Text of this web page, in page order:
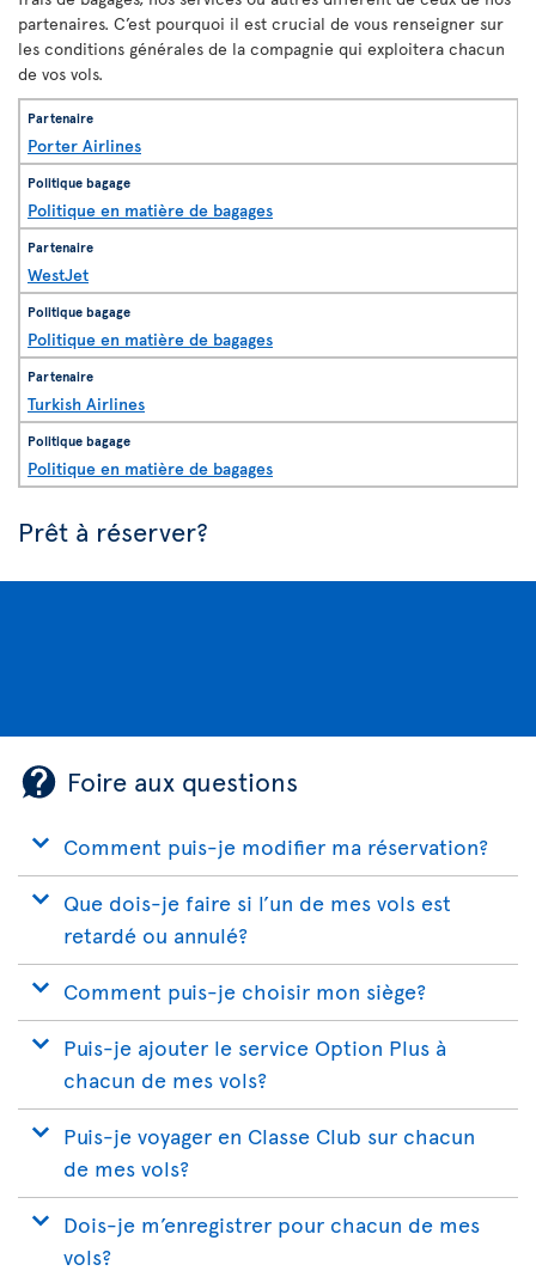
partenaires. C’est pourquoi il est crucial de vous renseigner sur
les conditions générales de la compagnie qui exploitera chacun
de vos vols.
Porter Airlines
Politique en matière de bagages
WestJet
Politique en matière de bagages
Turkish Airlines
Politique en matière de bagages
Prêt à réserver?
Foire aux questions
Comment puis-je modifier ma réservation?
Que dois-je faire si l’un de mes vols est
retardé ou annulé?
Comment puis-je choisir mon siège?
Puis-je ajouter le service Option Plus à
chacun de mes vols?
Puis-je voyager en Classe Club sur chacun
de mes vols?
Dois-je m’enregistrer pour chacun de mes
vols?